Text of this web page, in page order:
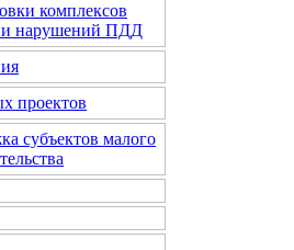
комплексов
нарушений ПДД
проектов
субъектов малого